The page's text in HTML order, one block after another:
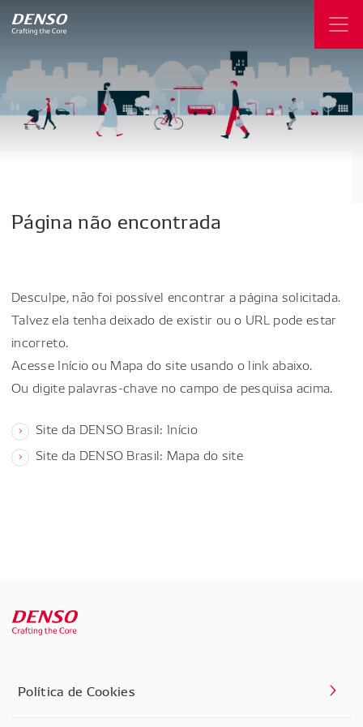
Página não encontrada
Desculpe, não foi possível encontrar a página solicitada.
Talvez ela tenha deixado de existir ou o URL pode estar
incorreto.
Acesse Início ou Mapa do site usando o link abaixo.
Ou digite palavras-chave no campo de pesquisa acima.
Site da DENSO Brasil: Início
Site da DENSO Brasil: Mapa do site
Política de Cookies